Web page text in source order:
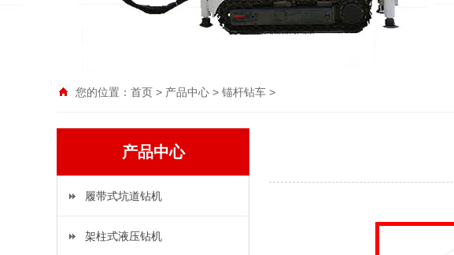
您的位置： 首页 > 产品中心 > 锚杆钻车 >
产品中心
履带式坑道钻机
架柱式液压钻机